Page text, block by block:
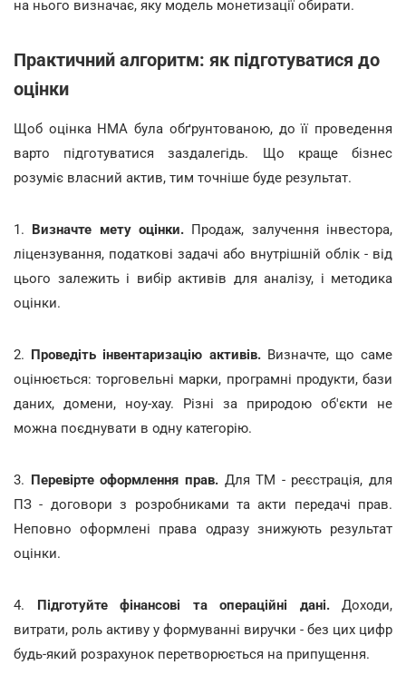
на нього визначає, яку модель монетизації обирати.
Практичний алгоритм: як підготуватися до
оцінки
Щоб оцінка НМА була обґрунтованою, до її проведення
варто підготуватися заздалегідь. Що краще бізнес
розуміє власний актив, тим точніше буде результат.
1. Визначте мету оцінки. Продаж, залучення інвестора,
ліцензування, податкові задачі або внутрішній облік - від
цього залежить і вибір активів для аналізу, і методика
оцінки.
2. Проведіть інвентаризацію активів.Визначте, що саме
оцінюється: торговельні марки, програмні продукти, бази
даних, домени, ноу-хау. Різні за природою об'єкти не
можна поєднувати в одну категорію.
3. Перевірте оформлення прав.Для ТМ - реєстрація, для
ПЗ - договори з розробниками та акти передачі прав.
Неповно оформлені права одразу знижують результат
оцінки.
4. Підготуйте фінансові та операційні дані.Доходи,
витрати, роль активу у формуванні виручки - без цих цифр
будь-який розрахунок перетворюється на припущення.